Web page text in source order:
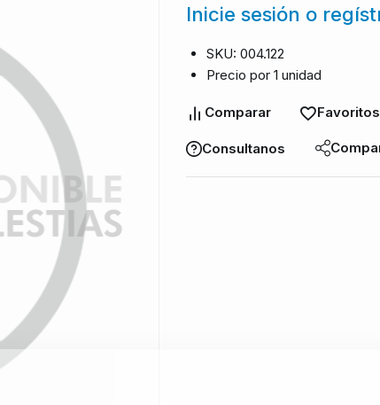
Inicie sesión o
SKU: 004.122
Precio por 1 unidad
Comparar Favoritos
Consultanos